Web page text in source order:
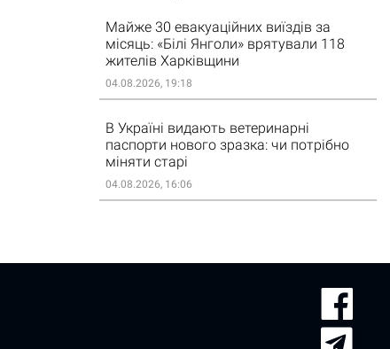
Майже 30 евакуаційних виїздів за
місяць: «Білі Янголи» врятували 118
жителів Харківщини
04.08.2026, 19:18
В Україні видають ветеринарні
паспорти нового зразка: чи потрібно
міняти старі
04.08.2026, 16:06